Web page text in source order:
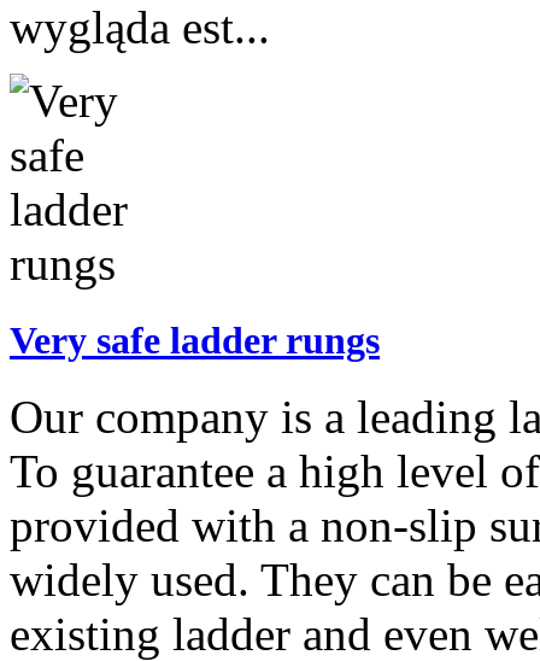
wygląda est...
Very safe ladder rungs
Our company is a leading
To guarantee a high level
provided with a non-slip
widely used. They can be
existing ladder and even